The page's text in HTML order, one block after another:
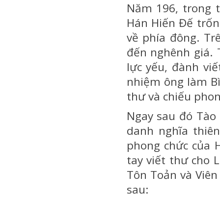
Năm 196, trong
Hán Hiến Đế
về phía đông.
đến nghênh giá.
lực yếu, đành
nhiệm ông làm
thư và chiếu
Ngay sau đó
danh nghĩa
phong chức của
tay viết thư cho
Tôn Toản và
sau: